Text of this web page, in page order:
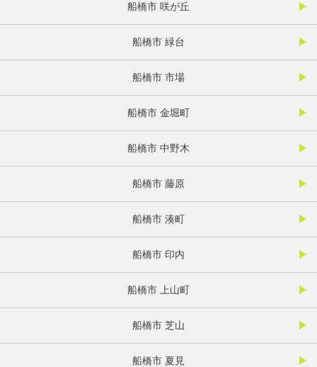
船橋市 咲が丘
船橋市 緑台
船橋市 市場
船橋市 金堀町
船橋市 中野木
船橋市 藤原
船橋市 湊町
船橋市 印内
船橋市 上山町
船橋市 芝山
船橋市 夏見